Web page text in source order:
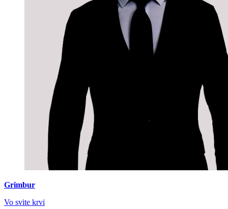
Grimbur
Vo svite krvi